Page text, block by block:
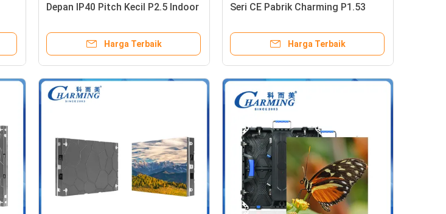
Depan IP40 Pitch Kecil P2.5 Indoor
untuk Adegan Indoor
Harga Terbaik
Seri CE Pabrik Charming P1.53
Harga Terbaik